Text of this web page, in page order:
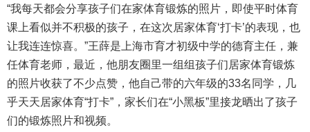
“我每天都会分享孩子们在家体育锻炼的照片，即使平时体育
课上看似并不积极的孩子，在这次居家体育‘打卡’的表现，也
让我连连惊喜。”王薛是上海市育才初级中学的德育主任，兼
任体育老师，最近，他朋友圈里一组组孩子们居家体育锻炼
的照片收获了不少点赞，他自己带的六年级的33名同学，几
乎天天居家体育“打卡”，家长们在“小黑板”里接龙晒出了孩子
们的锻炼照片和视频。